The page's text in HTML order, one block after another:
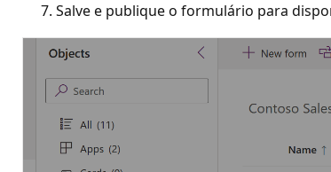
Salve e publique o formulário para